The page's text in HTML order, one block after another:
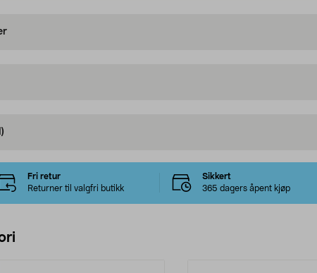
Fri retur
Returner til valgfri butikk
Sikkert
365 dagers åpent kjøp